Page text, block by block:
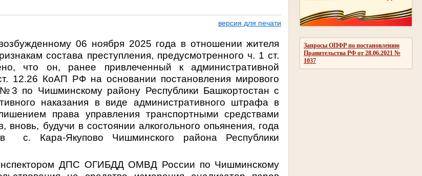
Запросы ОПФР по постановлению
Правительства РФ от 28.06.2021 №
1037
версия для печати
06 ноября 2025 года в отношении жителя
состава преступления, предусмотренного ч. 1 ст.
что он, ранее привлеченный к административной
12.26 КоАП РФ на основании постановления мирового
№3 по Чишминскому району Республики Башкортостан с
наказания в виде административного штрафа в
права управления транспортными средствами
вновь, будучи в состоянии алкогольного опьянения, года
с. Кара-Якупово Чишминского района Республики
ДПС ОГИБДД ОМВД России по Чишминскому